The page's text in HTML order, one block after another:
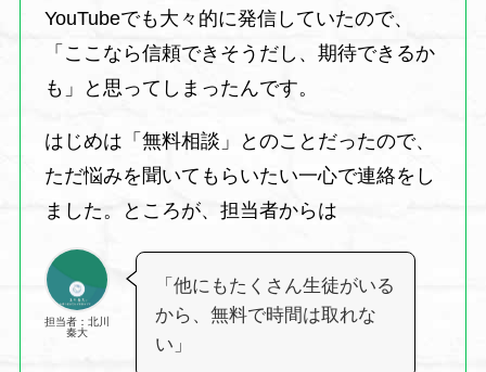
YouTubeでも大々的に発信していたので、
「ここなら信頼できそうだし、期待できるか
も」と思ってしまったんです。
はじめは「無料相談」とのことだったので、
ただ悩みを聞いてもらいたい一心で連絡をし
ました。ところが、担当者からは
担当者：北川
秦大
「他にもたくさん生徒がいる
から、無料で時間は取れな
い」